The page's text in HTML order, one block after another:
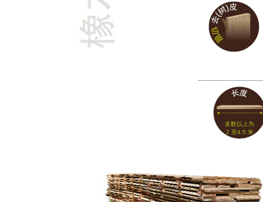
多数以上为
2 至4.5 米